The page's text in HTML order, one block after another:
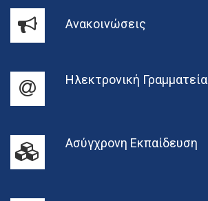
Ανακοινώσεις
Ηλεκτρονική Γραμματεία
Ασύγχρονη Εκπαίδευση